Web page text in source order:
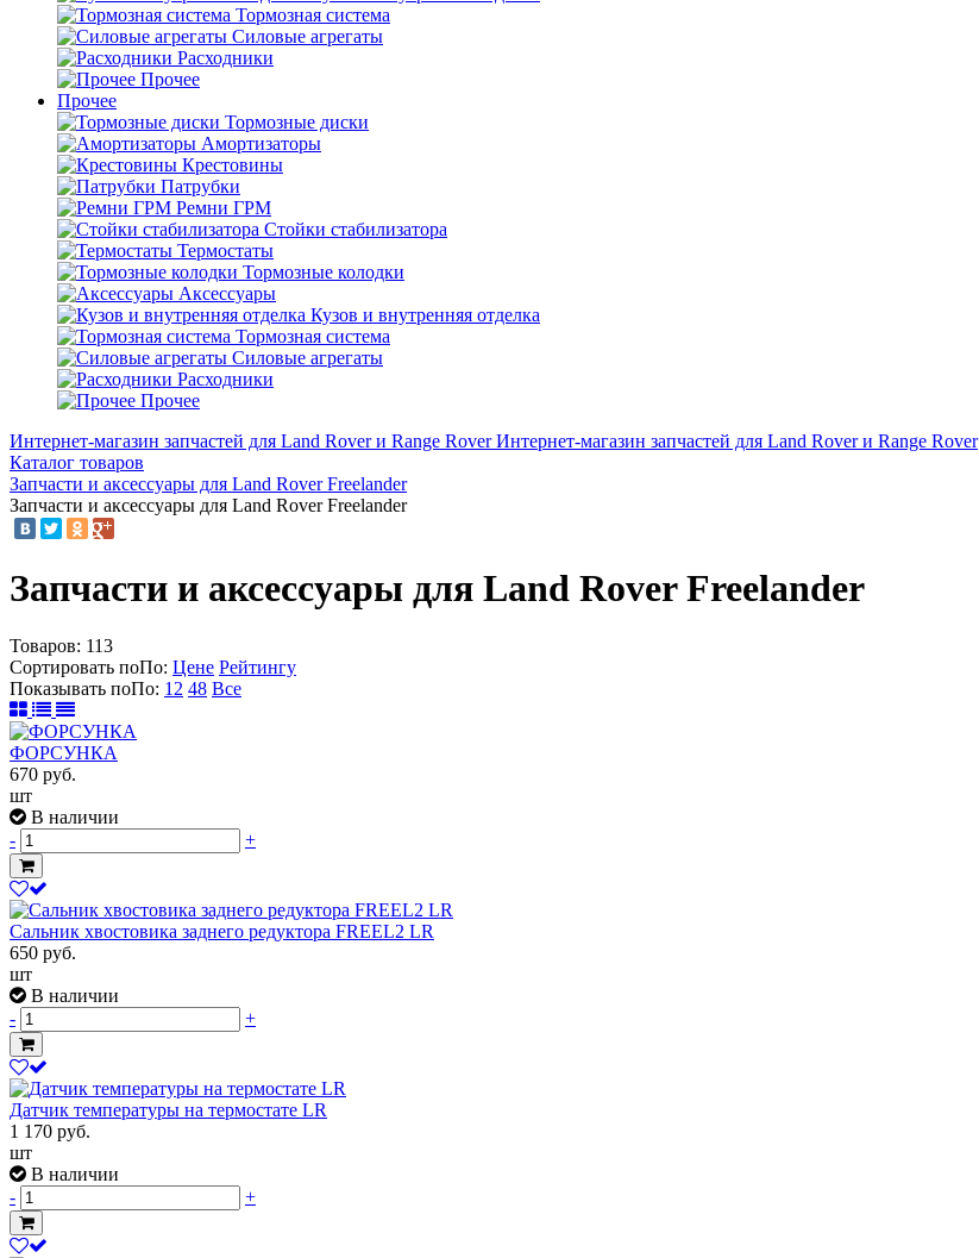
Тормозная система
Силовые агрегаты
Расходники
Прочее
Прочее
Тормозные диски
Амортизаторы
Крестовины
Патрубки
Ремни ГРМ
Стойки стабилизатора
Термостаты
Тормозные колодки
Аксессуары
Кузов и внутренняя отделка
Тормозная система
Силовые агрегаты
Расходники
Прочее
Интернет-магазин запчастей для Land Rover и Range RoverИнтернет-магазин запчастей для Land Rover и Range Rover
Каталог товаров
Запчасти и аксессуары для Land Rover Freelander
Запчасти и аксессуары для Land Rover Freelander
Запчасти и аксессуары для Land Rover Freelander
Товаров: 113
Сортировать поПо: Цене Рейтингу
Показывать поПо: 12 48 Все
ФОРСУНКА
670 руб.
шт
В наличии
-
+
Сальник хвостовика заднего редуктора FREEL2 LR
650 руб.
шт
В наличии
-
+
Датчик температуры на термостате LR
1 170 руб.
шт
В наличии
-
+